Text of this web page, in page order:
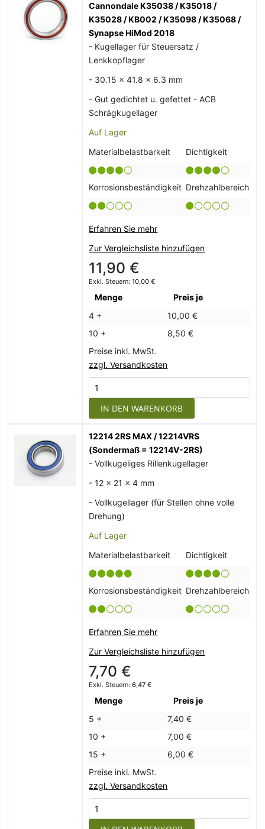
Cannondale K35038 / K35018 /
K35028 / KB002 / K35098 / K35068 /
Synapse HiMod 2018
- Kugellager für Steuersatz /
Lenkkopflager
- 30.15 x 41.8 x 6.3 mm
- Gut gedichtet u. gefettet - ACB
Schrägkugellager
Auf Lager
Materialbelastbarkeit
Dichtigkeit
Korrosionsbeständigkeit Drehzahlbereich
Erfahren Sie mehr
Zur Vergleichsliste hinzufügen
11,90 €
10,00 €
Menge
Preis je
4 +
10,00 €
10 +
8,50 €
Preise inkl. MwSt.
zzgl. Versandkosten
IN DEN WARENKORB
12214 2RS MAX / 12214VRS
(Sondermaß = 12214V-2RS)
- Vollkugeliges Rillenkugellager
- 12 x 21 x 4 mm
- Vollkugellager (für Stellen ohne volle
Drehung)
Auf Lager
Materialbelastbarkeit
Dichtigkeit
Korrosionsbeständigkeit Drehzahlbereich
Erfahren Sie mehr
Zur Vergleichsliste hinzufügen
7,70 €
6,47 €
Menge
Preis je
5 +
7,40 €
10 +
7,00 €
15 +
6,00 €
Preise inkl. MwSt.
zzgl. Versandkosten